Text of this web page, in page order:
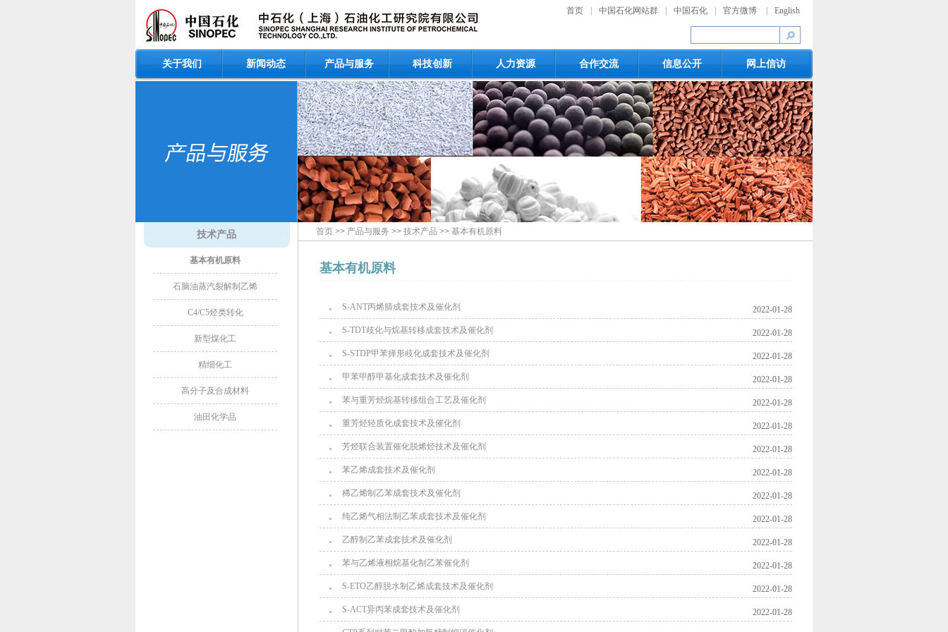
首页 中国石化网站群 中国石化 官方微博 English
关于我们 新闻动态 产品与服务 科技创新 人力资源 合作交流 信息公开 网上信访
技术产品
基本有机原料
石脑油蒸汽裂解制乙烯
C4/C5烃类转化
新型煤化工
精细化工
高分子及合成材料
油田化学品
首页 >> 产品与服务 >> 技术产品 >> 基本有机原料
基本有机原料
S-ANT丙烯腈成套技术及催化剂 2022-01-28
S-TDT歧化与烷基转移成套技术及催化剂 2022-01-28
S-STDP甲苯择形歧化成套技术及催化剂 2022-01-28
甲苯甲醇甲基化成套技术及催化剂 2022-01-28
苯与重芳烃烷基转移组合工艺及催化剂 2022-01-28
重芳烃轻质化成套技术及催化剂 2022-01-28
芳烃联合装置催化脱烯烃技术及催化剂 2022-01-28
苯乙烯成套技术及催化剂 2022-01-28
稀乙烯制乙苯成套技术及催化剂 2022-01-28
纯乙烯气相法制乙苯成套技术及催化剂 2022-01-28
乙醇制乙苯成套技术及催化剂 2022-01-28
苯与乙烯液相烷基化制乙苯催化剂 2022-01-28
S-ETO乙醇脱水制乙烯成套技术及催化剂 2022-01-28
S-ACT异丙苯成套技术及催化剂 2022-01-28